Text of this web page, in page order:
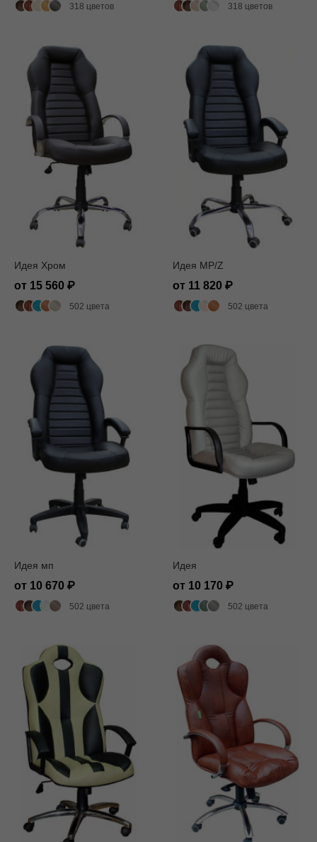
318 цветов 318 цветов
Идея Хром
от 15 560
502 цвета
Идея MP/Z
от 11 820
502 цвета
Идея мп
от 10 670
502 цвета
Идея
от 10 170
502 цвета